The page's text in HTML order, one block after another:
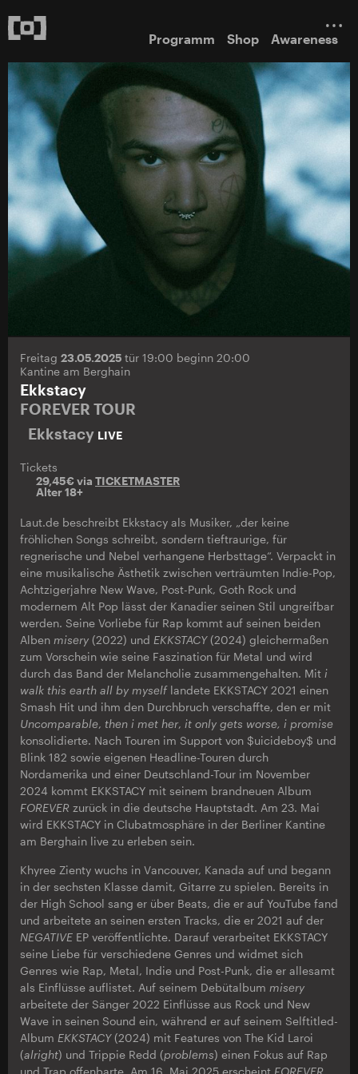
Programm Shop Awareness
Freitag 23.05.2025 tür 19:00 beginn 20:00
Kantine am Berghain
Ekkstacy
FOREVER TOUR
Ekkstacy LIVE
Tickets
29,45€ via TICKETMASTER
Alter 18+
Laut.de beschreibt Ekkstacy als Musiker, „der keine
fröhlichen Songs schreibt, sondern tieftraurige, für
regnerische und Nebel verhangene Herbsttage“. Verpackt in
eine musikalische Ästhetik zwischen verträumten Indie-Pop,
Achtzigerjahre New Wave, Post-Punk, Goth Rock und
modernem Alt Pop lässt der Kanadier seinen Stil ungreifbar
werden. Seine Vorliebe für Rap kommt auf seinen beiden
Alben misery (2022) und EKKSTACY(2024) gleichermaßen
zum Vorschein wie seine Faszination für Metal und wird
durch das Band der Melancholie zusammengehalten. Mit i
walk this earth all by myselflandete EKKSTACY 2021 einen
Smash Hit und ihm den Durchbruch verschaffte, den er mit
Uncomparable, then i met her, it only gets worse, i promise
konsolidierte. Nach Touren im Support von $uicideboy$ und
Blink 182 sowie eigenen Headline-Touren durch
Nordamerika und einer Deutschland-Tour im November
2024 kommt EKKSTACY mit seinem brandneuen Album
FOREVER zurück in die deutsche Hauptstadt. Am 23. Mai
wird EKKSTACY in Clubatmosphäre in der Berliner Kantine
am Berghain live zu erleben sein.
Khyree Zienty wuchs in Vancouver, Kanada auf und begann
in der sechsten Klasse damit, Gitarre zu spielen. Bereits in
der High School sang er über Beats, die er auf YouTube fand
und arbeitete an seinen ersten Tracks, die er 2021 auf der
NEGATIVE EP veröffentlichte. Darauf verarbeitet EKKSTACY
seine Liebe für verschiedene Genres und widmet sich
Genres wie Rap, Metal, Indie und Post-Punk, die er allesamt
als Einflüsse auflistet. Auf seinem Debütalbum misery
arbeitete der Sänger 2022 Einflüsse aus Rock und New
Wave in seinen Sound ein, während er auf seinem Selftitled-
Album EKKSTACY(2024) mit Features von The Kid Laroi
(alright) und Trippie Redd (problems) einen Fokus auf Rap